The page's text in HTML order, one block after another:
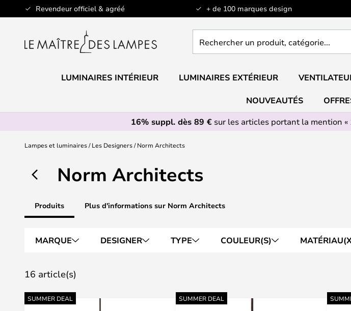
Revendeur officiel & agréé + de 100 marques design
Allez
au
un
catégorie...
LUMINAIRES INTÉRIEUR LUMINAIRES EXTÉRIEUR
NOUVEAUTÉS
16% suppl. dès 89 €sur les articles portant la mention «
Lampes et luminaires Les Designers Norm Architects
Norm Architects
Produits Plus d'informations sur Norm Architects
MARQUE DESIGNER TYPE COULEUR(S)
16 article(s)
SUMMER DEAL SUMMER DEAL